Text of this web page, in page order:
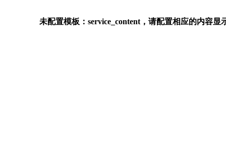
未配置模板：service_content，请配置相应的内容显